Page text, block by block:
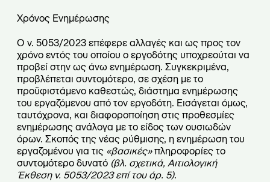
Χρόνος Ενημέρωσης
Ο ν. 5053/2023 επέφερε αλλαγές και ως προς τον
χρόνο εντός του οποίου ο εργοδότης υποχρεούται να
προβεί στην ως άνω ενημέρωση. Συγκεκριμένα,
προβλέπεται συντομότερο, σε σχέση με το
προϋφιστάμενο καθεστώς, διάστημα ενημέρωσης
του εργαζόμενου από τον εργοδότη. Εισάγεται όμως,
ταυτόχρονα, και διαφοροποίηση στις προθεσμίες
ενημέρωσης ανάλογα με το είδος των ουσιωδών
όρων. Σκοπός της νέας ρύθμισης, η ενημέρωση του
εργαζομένου για τις «βασικές»πληροφορίες το
συντομότερο δυνατό (βλ. σχετικά, Αιτιολογική
Έκθεση ν. 5053/2023 επί του άρ. 5).